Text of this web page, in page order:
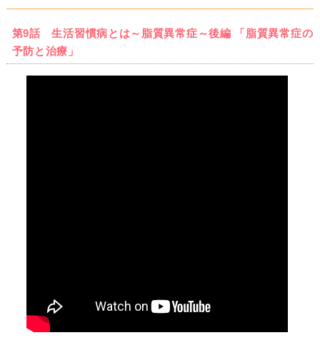
第9話 生活習慣病とは～脂質異常症～後編 「脂質異常症の
予防と治療」